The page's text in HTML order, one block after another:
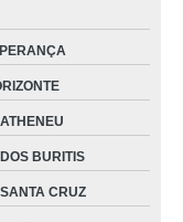
da Aliança
BURITIS
CRUZ